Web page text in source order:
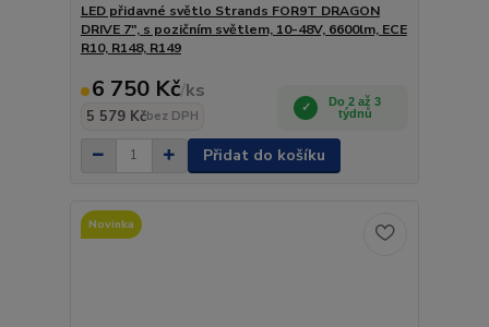
LED přidavné světlo Strands FOR9T DRAGON
DRIVE 7", s pozičním světlem, 10-48V, 6600lm, ECE
R10, R148, R149
6 750 Kč/ks
5 579 Kčbez DPH
Do 2 až 3
týdnů
Přidat do košíku
Novinka